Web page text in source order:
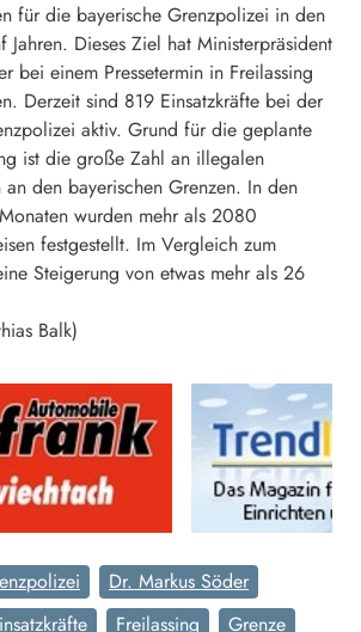
für die bayerische Grenzpolizei in den
Jahren. Dieses Ziel hat Ministerpräsident
bei einem Pressetermin in Freilassing
Derzeit sind 819 Einsatzkräfte bei der
aktiv. Grund für die geplante
ist die große Zahl an illegalen
an den bayerischen Grenzen. In den
wurden mehr als 2080
festgestellt. Im Vergleich zum
Steigerung von etwas mehr als 26
Balk)
Dr. Markus Söder
Freilassing
Grenze